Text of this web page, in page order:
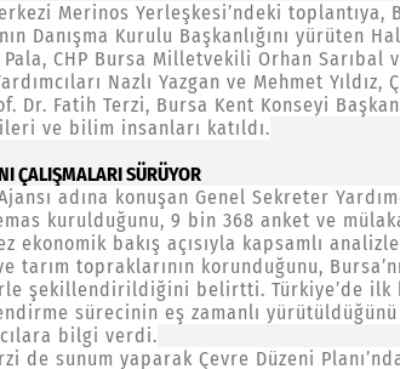
Merinos Yerleşkesi’ndeki toplantıya,
Danışma Kurulu Başkanlığını yürüten
Pala, CHP Bursa Milletvekili Orhan
Nazlı Yazgan ve Mehmet
Dr. Fatih Terzi, Bursa Kent Konseyi
ve bilim insanları katıldı.
ÇALIŞMALARI SÜRÜYOR
adına konuşan Genel Sekreter
kurulduğunu, 9 bin 368 anket ve
ekonomik bakış açısıyla kapsamlı
tarım topraklarının korunduğunu,
şekillendirildiğini belirtti. Türkiye’de ilk
sürecinin eş zamanlı yürütüldüğünü
bilgi verdi.
de sunum yaparak Çevre Düzeni